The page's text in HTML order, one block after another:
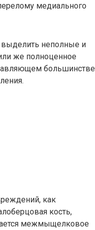
медиального
выделить неполные и
же полноценное
большинстве
как
кость,
межмыщелковое